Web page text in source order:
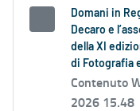
Domani in
Decaro e
della XI
di Fotografia
Contenuto
2026 15.48